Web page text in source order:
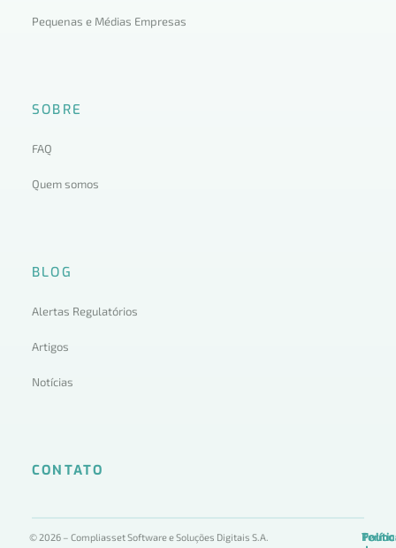
Pequenas e Médias Empresas
SOBRE
FAQ
Quem somos
BLOG
Alertas Regulatórios
Artigos
Notícias
CONTATO
© 2026 – Compliasset Software e Soluções Digitais S.A.